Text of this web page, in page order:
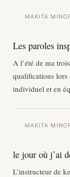
MAKITA
Les paroles
A l’été de ma
qualifications lors
individuel et en
MAKITA
le jour où j’ai
L’instructeur de